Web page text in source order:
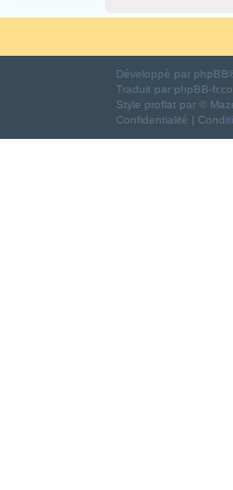
Développé par phpBB
Traduit par phpBB-
Style proflat par ©
Confidentialité |